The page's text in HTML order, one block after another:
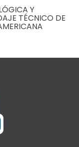
Y
TÉCNICO DE